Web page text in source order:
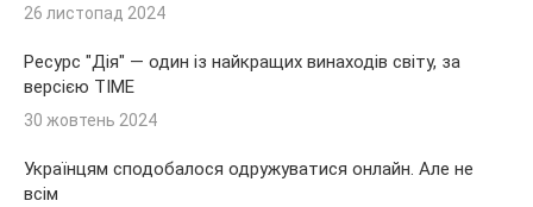
26 листопад 2024
Ресурс "Дія" — один із найкращих винаходів світу, за
версією TIME
30 жовтень 2024
Українцям сподобалося одружуватися онлайн. Але не
всім